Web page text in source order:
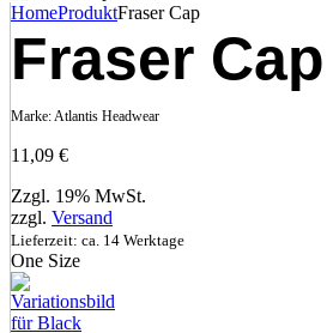
HomeProduktFraser Cap
Fraser Cap
Marke: Atlantis Headwear
11,09 €
Zzgl. 19% MwSt.
zzgl. Versand
Lieferzeit: ca. 14 Werktage
One Size